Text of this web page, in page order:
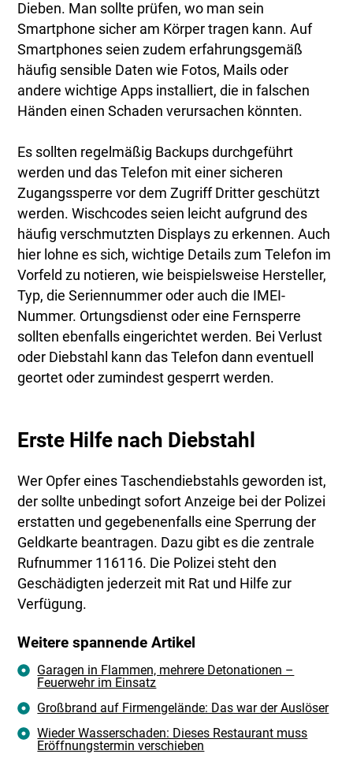
Dieben. Man sollte prüfen, wo man sein
Smartphone sicher am Körper tragen kann. Auf
Smartphones seien zudem erfahrungsgemäß
häufig sensible Daten wie Fotos, Mails oder
andere wichtige Apps installiert, die in falschen
Händen einen Schaden verursachen könnten.
Es sollten regelmäßig Backups durchgeführt
werden und das Telefon mit einer sicheren
Zugangssperre vor dem Zugriff Dritter geschützt
werden. Wischcodes seien leicht aufgrund des
häufig verschmutzten Displays zu erkennen. Auch
hier lohne es sich, wichtige Details zum Telefon im
Vorfeld zu notieren, wie beispielsweise Hersteller,
Typ, die Seriennummer oder auch die IMEI-
Nummer. Ortungsdienst oder eine Fernsperre
sollten ebenfalls eingerichtet werden. Bei Verlust
oder Diebstahl kann das Telefon dann eventuell
geortet oder zumindest gesperrt werden.
Erste Hilfe nach Diebstahl
Wer Opfer eines Taschendiebstahls geworden ist,
der sollte unbedingt sofort Anzeige bei der Polizei
erstatten und gegebenenfalls eine Sperrung der
Geldkarte beantragen. Dazu gibt es die zentrale
Rufnummer 116116. Die Polizei steht den
Geschädigten jederzeit mit Rat und Hilfe zur
Verfügung.
Weitere spannende Artikel
Garagen in Flammen, mehrere Detonationen –
Feuerwehr im Einsatz
Großbrand auf Firmengelände: Das war der Auslöser
Wieder Wasserschaden: Dieses Restaurant muss
Eröffnungstermin verschieben